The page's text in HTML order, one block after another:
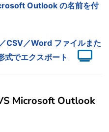
Outlook の名前を付
CSV／Word ファイルまた
式でエクスポート
Microsoft Outlook